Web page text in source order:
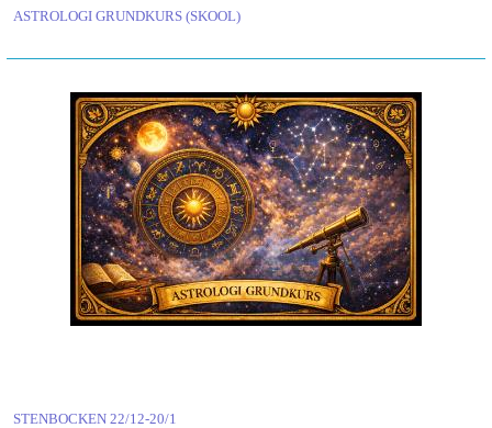
ASTROLOGI GRUNDKURS (SKOOL)
STENBOCKEN 22/12-20/1